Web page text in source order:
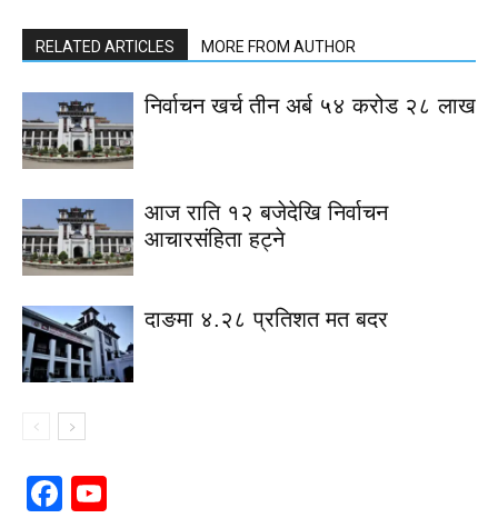
RELATED ARTICLES MORE FROM AUTHOR
निर्वाचन खर्च तीन अर्ब ५४ करोड २८ लाख
आज राति १२ बजेदेखि निर्वाचन
आचारसंहिता हट्ने
दाङमा ४.२८ प्रतिशत मत बदर
Facebook